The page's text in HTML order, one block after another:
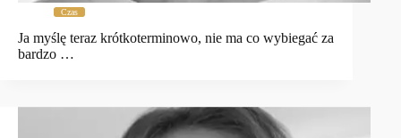
Czas
Ja myślę teraz krótkoterminowo, nie ma co wybiegać za
bardzo …